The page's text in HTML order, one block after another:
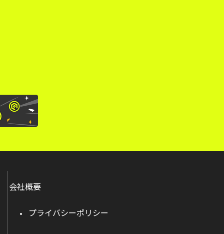
会社概要
プライバシーポリシー